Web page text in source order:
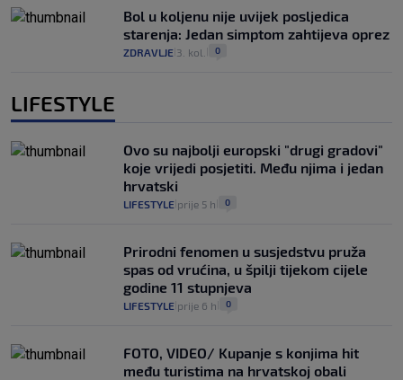
Bol u koljenu nije uvijek posljedica
starenja: Jedan simptom zahtijeva oprez
ZDRAVLJE 3. kol. 0
LIFESTYLE
Ovo su najbolji europski "drugi gradovi"
koje vrijedi posjetiti. Među njima i jedan
hrvatski
LIFESTYLE prije 5 h 0
Prirodni fenomen u susjedstvu pruža
spas od vrućina, u špilji tijekom cijele
godine 11 stupnjeva
LIFESTYLE prije 6 h 0
FOTO, VIDEO/ Kupanje s konjima hit
među turistima na hrvatskoj obali